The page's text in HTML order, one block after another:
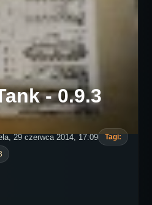
- 0.9.3
29 czerwca 2014, 17:09
Tagi: